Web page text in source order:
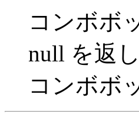
コンボボ
null を返
コンボボ